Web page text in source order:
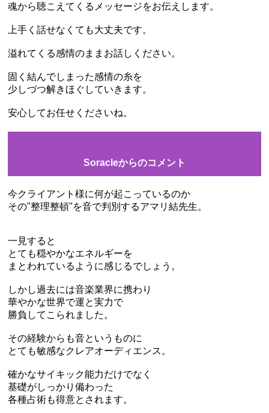
魂から聴こえてくるメッセージをお伝えします。
上手く話せなくても大丈夫です。
溢れてくる感情のままお話しください。
固く結んでしまった感情の糸を
少しづつ解きほぐしていきます。
安心してお任せくださいね。
Soracleからのコメント
今クライアント様に何が起こっているのか
その"整理整頓"を音で判別するアマリ結先生。
一見すると
とても穏やかなエネルギーを
まとわれているように感じるでしょう。
しかし過去には音楽業界に携わり
華やかな世界で運と実力で
勝負してこられました。
その経験からも音というものに
とても敏感なクレアオーディエンス。
確かなサイキック能力だけでなく
基礎がしっかり備わった
各種占術も得意とされます。